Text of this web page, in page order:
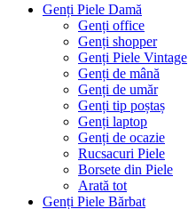
Genți Piele Damă
Genți office
Genți shopper
Genți Piele Vintage
Genți de mână
Genți de umăr
Genți tip poștaș
Genți laptop
Genți de ocazie
Rucsacuri Piele
Borsete din Piele
Arată tot
Genți Piele Bărbat